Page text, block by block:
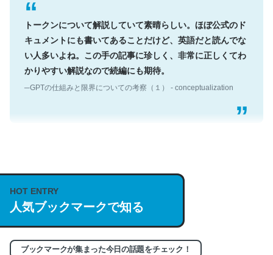
トークンについて解説していて素晴らしい。ほぼ公式のド
キュメントにも書いてあることだけど、英語だと読んでな
い人多いよね。この手の記事に珍しく、非常に正しくてわ
かりやすい解説なので続編にも期待。
説してる記事が少ないので貴重な良記事。/続編来た
https://isobe324649.hatenablog.com/entry/2023/03/27
/064121
─GPTの仕組みと限界についての考察（１） - conceptualization
HOT ENTRY
人気ブックマークで知る
ブックマークが集まった今日の話題をチェック！